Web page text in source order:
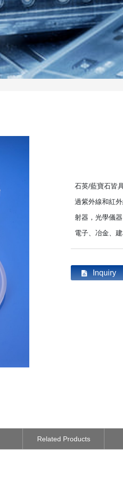
石英/藍寶石皆
過紫外線和紅
射器，光學儀
電子、冶金、
Inquiry
Related Products